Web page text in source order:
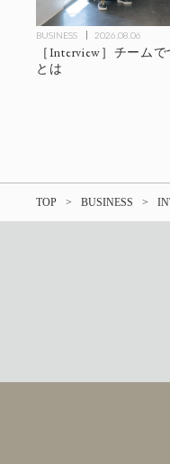
BUSINESS 2026.08.06
［Interview］チーム
とは
TOP BUSINESS